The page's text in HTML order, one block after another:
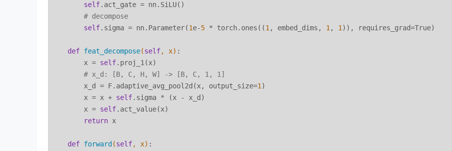
self.act_gate = nn.SiLU()
# decompose
self.sigma = nn.Parameter(1e-5 * torch.ones((1 , embed_dims, 1 , 1 )), requires_grad=True)
def feat_decompose(self, x) :
        x =
self.proj_1(x)
# x_d: [B, C, H, W] -> [B, C, 1, 1]
        x_d = F.adaptive_avg_pool2d(x, output_size=
1 )
        x = x +
self.sigma * (x - x_d)
        x =
self.act_value(x)
return x
def forward (self, x) :